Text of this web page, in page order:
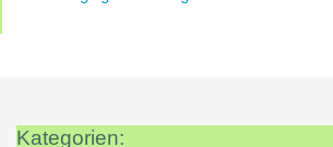
Kategorien: